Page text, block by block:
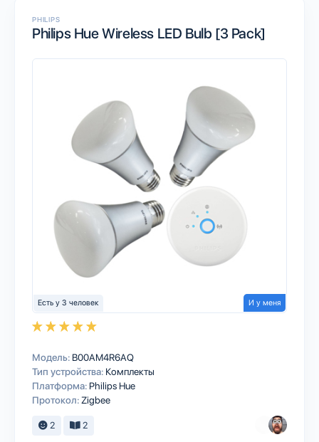
PHILIPS
Philips Hue Wireless LED Bulb [3 Pack]
Есть у 3 человек И у меня
Модель: B00AM4R6AQ
Тип устройства: Комплекты
Платформа: Philips Hue
Протокол: Zigbee
2 2